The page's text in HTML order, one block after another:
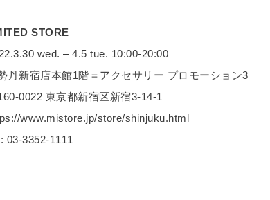
STORE
wed. – 4.5 tue. 10:00-20:00
丹新宿店本館1階＝アクセサリー プロモーション3
0022 東京都新宿区新宿3-14-1
www.mistore.jp/store/shinjuku.html
03-3352-1111